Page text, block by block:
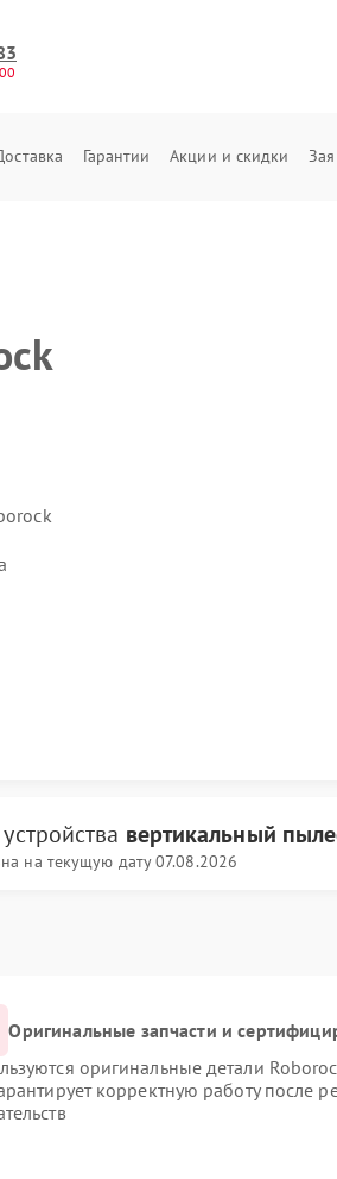
Гарантии Акции и скидки
вертикальный
на текущую дату 07.08.2026
Оригинальные запчасти и
оригинальные детали
корректную работу после